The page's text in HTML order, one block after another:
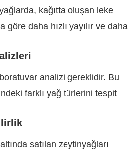
yağlarda, kağıtta oluşan leke
göre daha hızlı yayılır ve daha
analizi gereklidir. Bu
farklı yağ türlerini tespit
satılan zeytinyağları